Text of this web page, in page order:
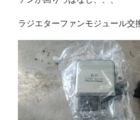
ラジエターファンモジュール交